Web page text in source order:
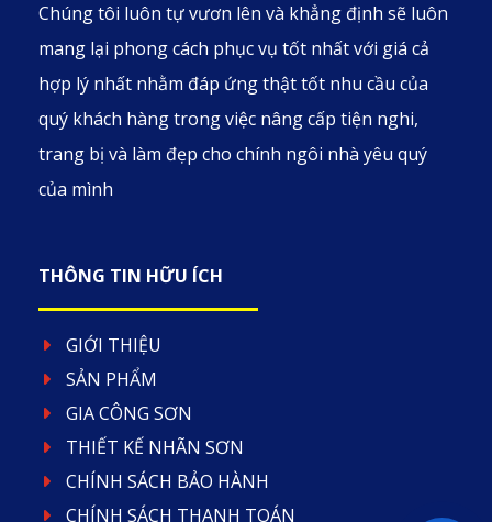
Chúng tôi luôn tự vươn lên và khẳng định sẽ luôn
mang lại phong cách phục vụ tốt nhất với giá cả
hợp lý nhất nhằm đáp ứng thật tốt nhu cầu của
quý khách hàng trong việc nâng cấp tiện nghi,
trang bị và làm đẹp cho chính ngôi nhà yêu quý
của mình
THÔNG TIN HỮU ÍCH
GIỚI THIỆU
SẢN PHẨM
GIA CÔNG SƠN
THIẾT KẾ NHÃN SƠN
CHÍNH SÁCH BẢO HÀNH
CHÍNH SÁCH THANH TOÁN